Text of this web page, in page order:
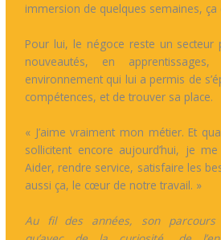
immersion de quelques semaines, ça
Pour lui, le négoce reste un secteur
nouveautés, en
environnement qui lui a permis de
compétences, et de trouver sa place.
« J’aime vraiment mon métier. Et
sollicitent encore aujourd’hui, je
Aider, rendre service, satisfaire les
aussi ça, le cœur de notre travail. »
Au fil des années, son parcours